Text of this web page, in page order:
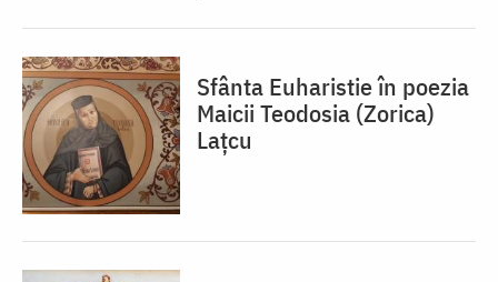
Sfânta Euharistie în poezia
Maicii Teodosia (Zorica)
Lațcu